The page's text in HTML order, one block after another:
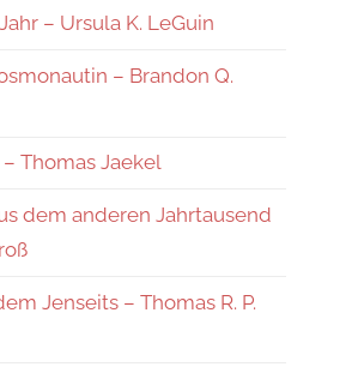
– Ursula K. LeGuin
– Brandon Q.
Thomas Jaekel
dem anderen Jahrtausend
Jenseits – Thomas R. P.